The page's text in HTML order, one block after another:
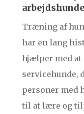
arbejdshunde
Træning af
har en lang
hjælper med at
servicehunde,
personer med
til at lære og